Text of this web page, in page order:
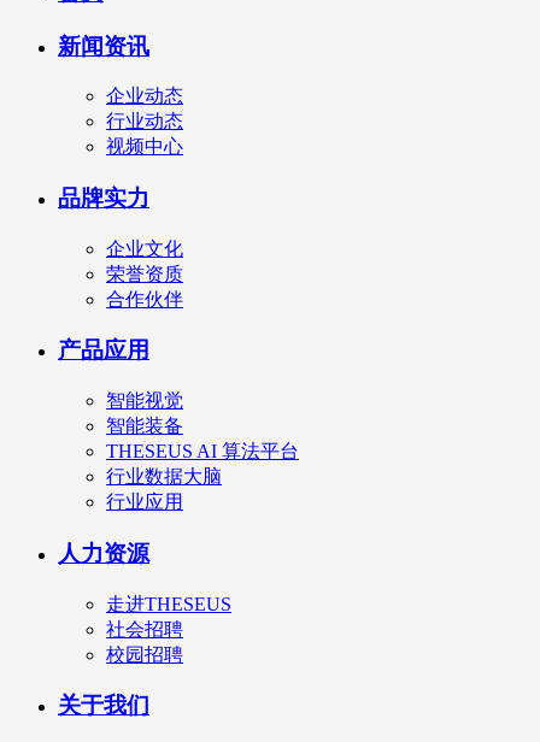
新闻资讯
企业动态
行业动态
视频中心
品牌实力
企业文化
荣誉资质
合作伙伴
产品应用
智能视觉
智能装备
THESEUS AI 算法平台
行业数据大脑
行业应用
人力资源
走进THESEUS
社会招聘
校园招聘
关于我们